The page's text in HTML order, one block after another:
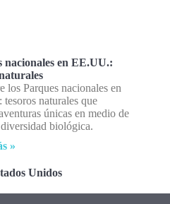
nacionales en EE.UU.:
los Parques nacionales en
naturales que
únicas en medio de
biológica.
»
Unidos